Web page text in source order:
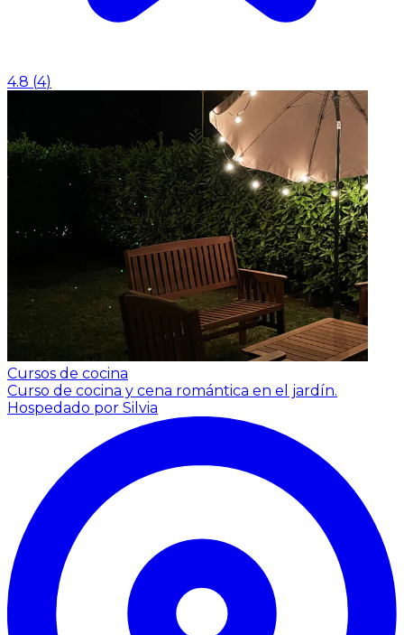
4.8 (4)
Cursos de cocina
Curso de cocina y cena romántica en el jardín.
Hospedado por Silvia